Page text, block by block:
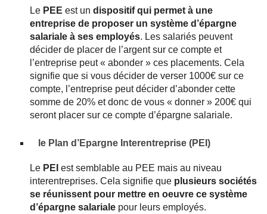
Le PEE est un dispositif qui permet à une
entreprise de proposer un système d’épargne
salariale à ses employés. Les salariés peuvent
décider de placer de l’argent sur ce compte et
l’entreprise peut « abonder » ces placements. Cela
signifie que si vous décider de verser 1000€ sur ce
compte, l’entreprise peut décider d’abonder cette
somme de 20% et donc de vous « donner » 200€ qui
seront placer sur ce compte d’épargne salariale.
le Plan d’Epargne Interentreprise (PEI)
Le PEI est semblable au PEE mais au niveau
interentreprises. Cela signifie que plusieurs sociétés
se réunissent pour mettre en oeuvre ce système
d’épargne salariale pour leurs employés.